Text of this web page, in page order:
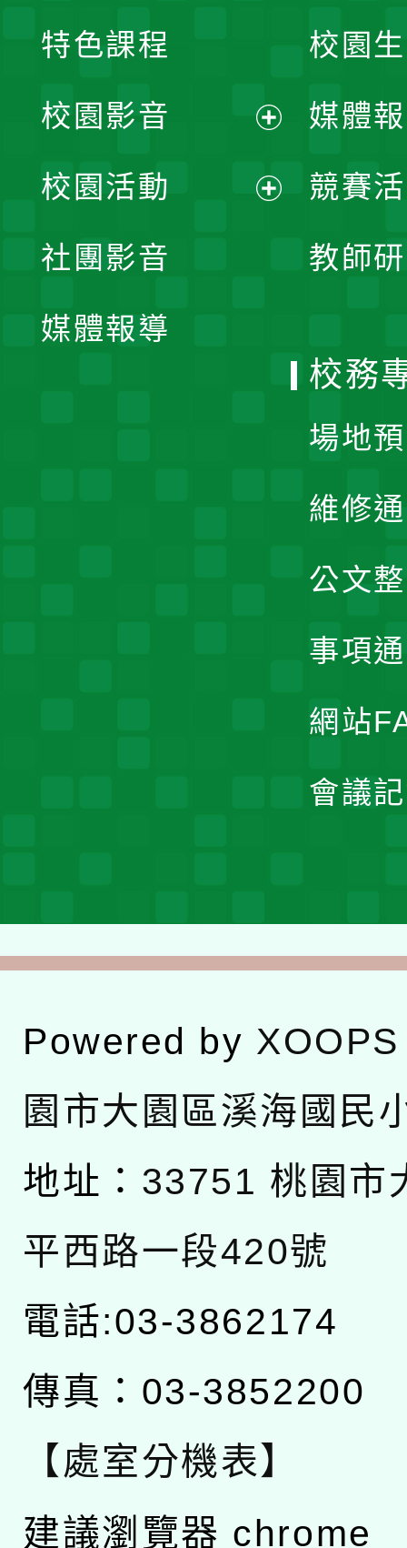
校園
媒體
競賽
教師
特色課程
校園影音
開
校園活動
社團影音
媒體報導
校務
場地
維修
公文
事項
網站
會議
Powered by XOOPS
園市大園區溪海國民
地址： 33751 桃園市
平西路一段420號
電話:03-3862174
傳真：03-3852200
【處室分機表】
建議瀏覽器 chrome